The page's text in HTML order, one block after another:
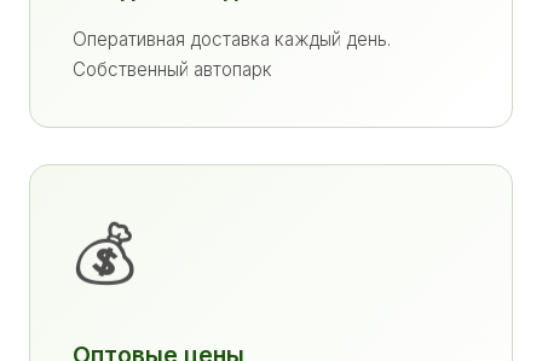
Оперативная доставка каждый день.
Собственный автопарк
💰
Оптовые цены